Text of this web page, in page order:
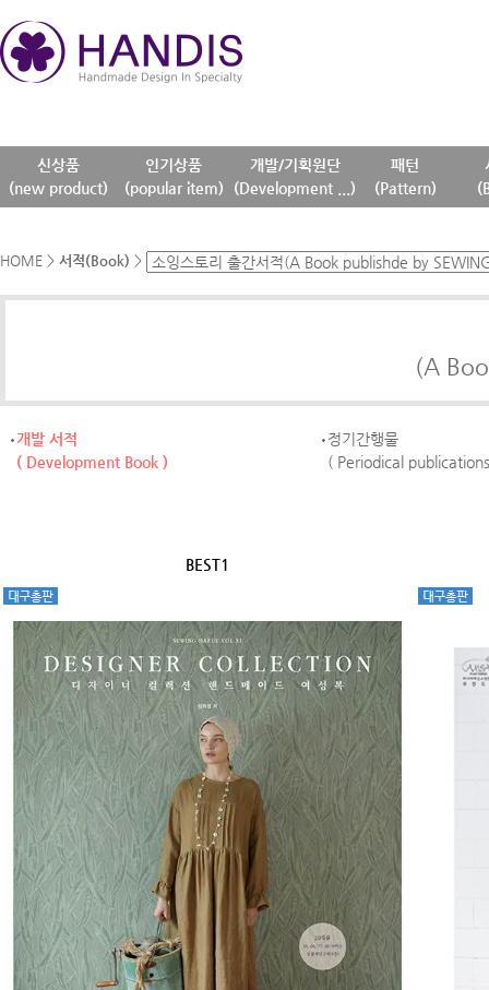
신상품
(new product)
인기상품
(popular item)
개발/기획원단
(Development ...)
패턴
(Pattern)
HOME > 서적(Book) >
(A
개발 서적
( Development Book )
정기간행물
( Periodical
BEST1